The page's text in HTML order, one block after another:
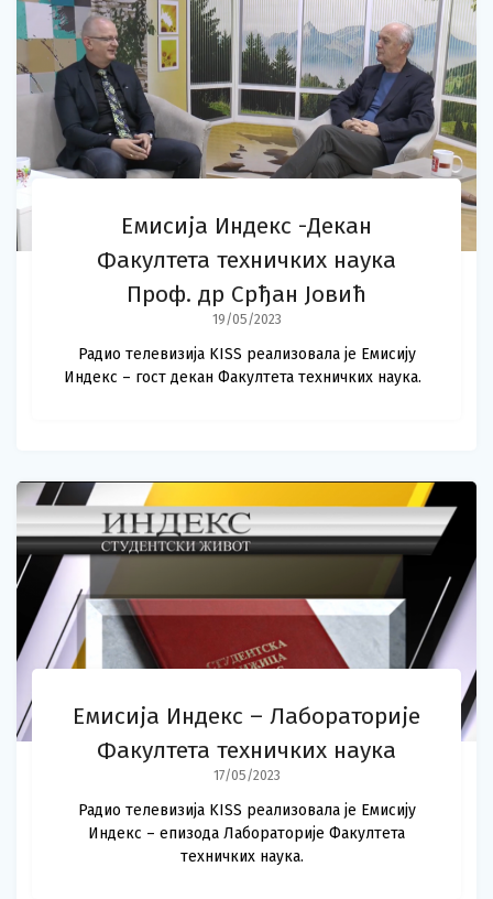
Емисија Индекс -Декан
Факултета техничких наука
Проф. др Срђан Јовић
19/05/2023
Радио телевизија KISS реализовала је Емисију
Индекс – гост декан Факултета техничких наука.
Емисија Индекс – Лабораторије
Факултета техничких наука
17/05/2023
Радио телевизија KISS реализовала је Емисију
Индекс – епизода Лабораторије Факултета
техничких наука.